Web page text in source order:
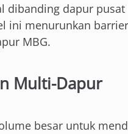
dibanding dapur pusat
ini menurunkan
MBG.
Multi-Dapur
besar untuk